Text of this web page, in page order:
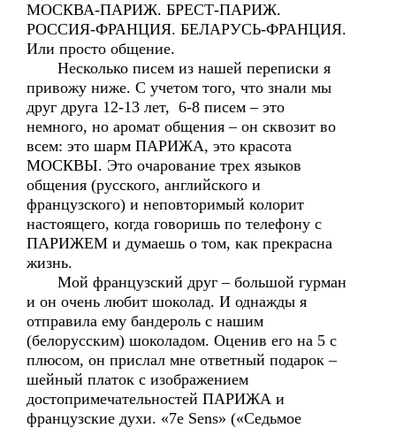
МОСКВА-ПАРИЖ. БРЕСТ-ПАРИЖ.
РОССИЯ-ФРАНЦИЯ. БЕЛАРУСЬ-ФРАНЦИЯ.
Или просто общение.
Несколько писем из нашей переписки я
привожу ниже. С учетом того, что знали мы
друг друга 12-13 лет, 6-8 писем – это
немного, но аромат общения – он сквозит во
всем: это шарм ПАРИЖА, это красота
МОСКВЫ. Это очарование трех языков
общения (русского, английского и
французского) и неповторимый колорит
настоящего, когда говоришь по телефону с
ПАРИЖЕМ и думаешь о том, как прекрасна
жизнь.
Мой французский друг – большой гурман
и он очень любит шоколад. И однажды я
отправила ему бандероль с нашим
(белорусским) шоколадом. Оценив его на 5 с
плюсом, он прислал мне ответный подарок –
шейный платок с изображением
достопримечательностей ПАРИЖА и
французские духи. «7e Sens» («Седьмое